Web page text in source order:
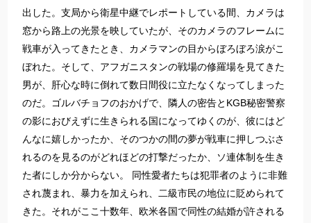
出した。支局から衛星中継でレポートしている間、カメラは
窓から路上の光景を映していたが、そのカメラのフレームに
戦車が入ってきたとき、カメラマンの目からぼろぼろ涙がこ
ぼれた。そして、アフガニスタンの戦場の修羅場を見てきた
男が、肝心な時に倒れて数日間役に立たなくなってしまった
のだ。ゴルバチョフのおかげで、隣人の密告とKGB秘密警察
の影におびえずに生きられる国になってゆくのが、彼にはど
んなに嬉しかったか、そのつかの間の夢が戦車に押しつぶさ
れるのを見るのがどれほどの打撃だったか、ソ連体制を生き
た者にしか分からない。 同性愛者たちは犯罪者のように非難
され蔑まれ、暴力を加えられ、二級市民の地位に貶められて
きた。それがここ十数年、欧米各国で同性の結婚が許される